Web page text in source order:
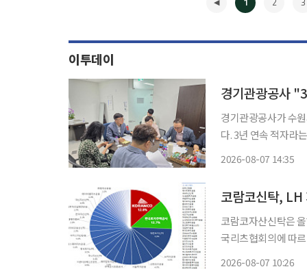
이투데이
경기관광공사가 수
다. 3년 연속 적자라
2026-08-07 14:35
코람코신탁,
코람코자산신탁은
국리츠협회의에 따
2026-08-07 10:26